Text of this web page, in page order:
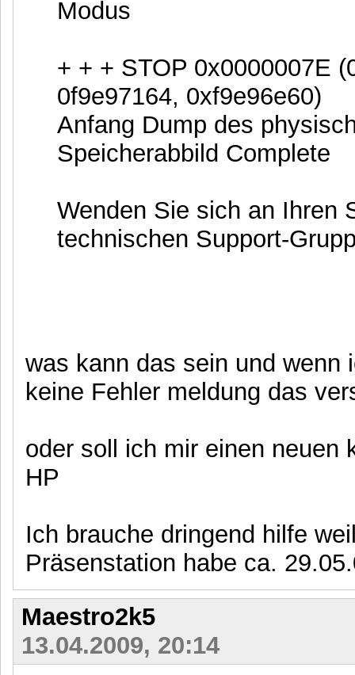
Modus
+ + + STOP 0x0000007E
0f9e97164, 0xf9e96e60)
Anfang Dump des
Speicherabbild Complete
Wenden Sie sich an Ihren
technischen Support-
was kann das sein und wenn
keine Fehler meldung das
oder soll ich mir einen neuen
HP
Ich brauche dringend hilfe
Präsenstation habe ca.
Maestro2k5
13.04.2009, 20:14